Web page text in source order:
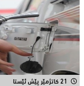
21 کاتژمێر پێش ئێستا